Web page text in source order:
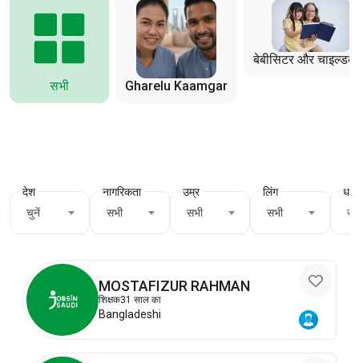
सभी Gharelu Kaamgar
बेबीसिटर और
देश
चुनें
नागरिकता
सभी
उम्र
सभी
लिंग
सभी
धर्म
MOSTAFIZUR RAHMAN
शिक्षक31 साल का
Bangladeshi